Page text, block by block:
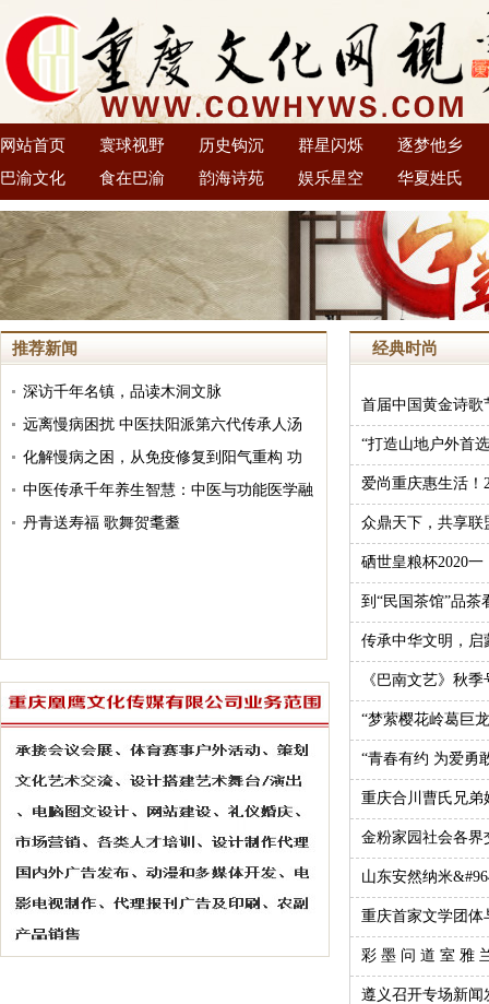
网站首页 寰球视野 历史钩沉 群星闪烁
逐梦他乡
巴渝文化
食在巴渝 韵海诗苑 娱乐星空 华夏姓氏
推荐新闻
深访千年名镇，品读木洞文脉
远离慢病困扰 中医扶阳派第六代传承人汤
大铁分享大众可践行的日常养阳良方
化解慢病之困，从免疫修复到阳气重构 功
能医学和扶阳中医“治、调、养、防”的体悟
中医传承千年养生智慧：中医与功能医学融
合 赋能全民健康
丹青送寿福 歌舞贺耄耋
经典时尚
首届中国黄金诗歌
“打造山地户外首
爱尚重庆惠生活！
众鼎天下，共享联
硒世皇粮杯2020
到“民国茶馆”品
传承中华文明，启
《巴南文艺》秋
“梦萦樱花岭葛巨
“青春有约 为爱勇
重庆合川曹氏兄弟
金粉家园社会各界
山东安然纳米
重庆首家文学团体
彩 墨 问 道 室 雅
遵义召开专场新闻